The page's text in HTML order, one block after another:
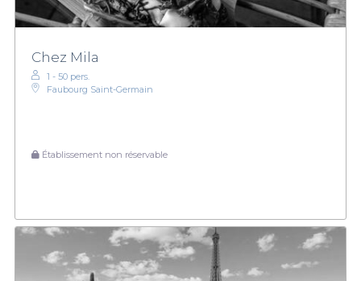
Chez Mila
1 - 50 pers.
Faubourg Saint-Germain
Établissement non réservable